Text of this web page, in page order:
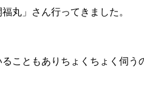
丸」さん行ってきました。
こともありちょくちょく伺う